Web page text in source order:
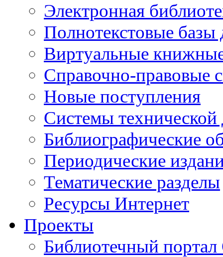
Электронная
Полнотекстовые
Виртуальные
Справочно-правовые
Новые поступления
Cистемы
Библиографические
Периодические
Тематические разделы
Ресурсы Интернет
Проекты
Библиотечный портал